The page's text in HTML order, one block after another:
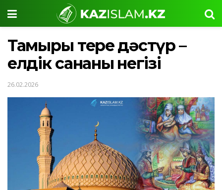
Тамыры терең дәстүр –
елдік сананың негізі
26.02.2026